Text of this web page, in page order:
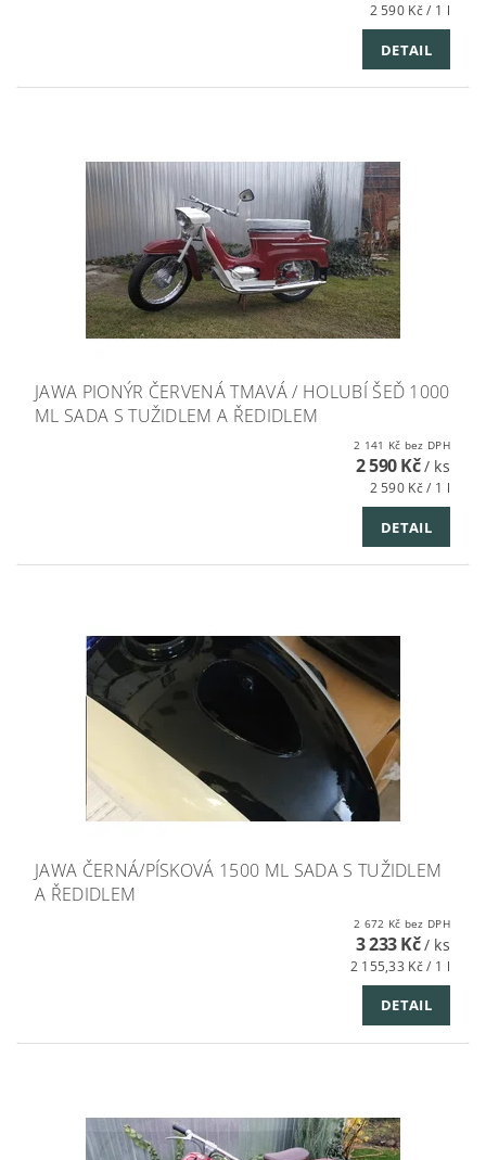
2 590 Kč / 1 l
DETAIL
JAWA PIONÝR ČERVENÁ TMAVÁ / HOLUBÍ ŠEĎ 1000
ML SADA S TUŽIDLEM A ŘEDIDLEM
2 141 Kč bez DPH
2 590 Kč/ ks
2 590 Kč / 1 l
DETAIL
JAWA ČERNÁ/PÍSKOVÁ 1500 ML SADA S TUŽIDLEM
A ŘEDIDLEM
2 672 Kč bez DPH
3 233 Kč/ ks
2 155,33 Kč / 1 l
DETAIL